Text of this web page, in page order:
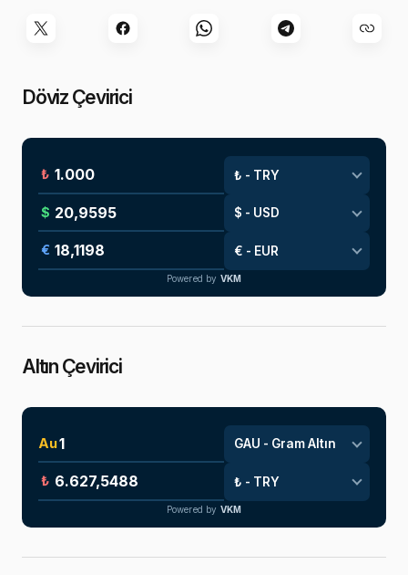
Döviz Çevirici
₺
$
€
Powered by VKM
Altın Çevirici
Au
₺
Powered by VKM